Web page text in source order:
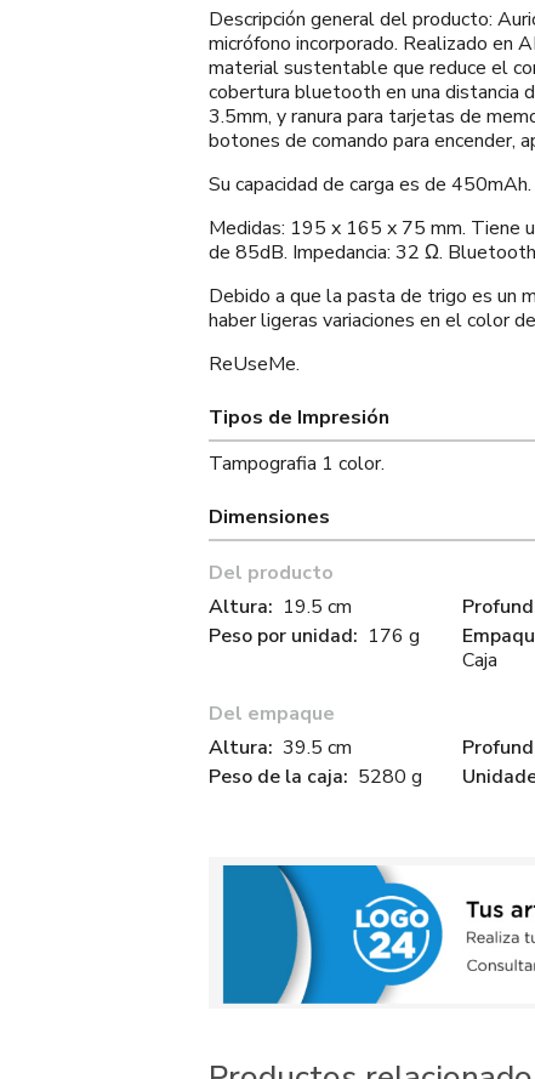
Descripción general del producto:
micrófono incorporado. Realizado en
material sustentable que reduce el
cobertura bluetooth en una distancia
3.5mm, y ranura para tarjetas de
botones de comando para encender,
Su capacidad de carga es de 450mAh.
Medidas: 195 x 165 x 75 mm. Tiene
de 85dB. Impedancia: 32 Ω.
Debido a que la pasta de trigo es un
haber ligeras variaciones en el color
ReUseMe.
Tipos de Impresión
Tampografia 1 color.
Dimensiones
Del producto
Altura: 19.5 cm
Peso por unidad: 176 g
Caja
Del empaque
Altura: 39.5 cm
Peso de la caja: 5280 g